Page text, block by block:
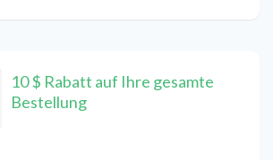
10 $ Rabatt auf Ihre gesamte
Bestellung